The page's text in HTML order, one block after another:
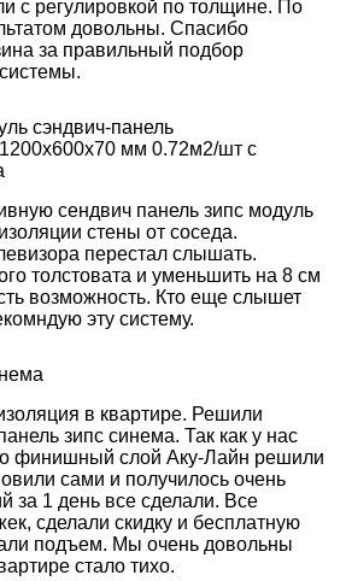
с регулировкой по толщине. По
довольны. Спасибо
за правильный подбор
сэндвич-панель
мм 0.72м2/шт с
сендвич панель зипс модуль
стены от соседа.
перестал слышать.
толстовата и уменьшить на 8 см
возможность. Кто еще слышет
эту систему.
в квартире. Решили
зипс синема. Так как у нас
финишный слой Аку-Лайн решили
сами и получилось очень
за 1 день все сделали. Все
сделали скидку и бесплатную
подъем. Мы очень довольны
стало тихо.